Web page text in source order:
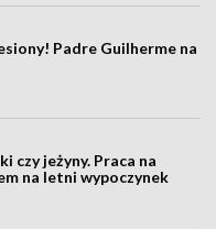
Padre Guilherme na
czy jeżyny. Praca na
na letni wypoczynek